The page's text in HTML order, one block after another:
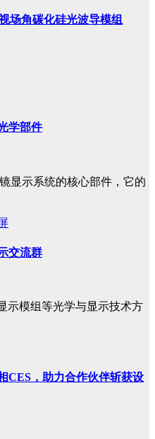
场角碳化硅光波导模组
学部件
显示系统的核心部件，它的
交流群
示模组等光学与显示技术方
CES，助力合作伙伴斩获设